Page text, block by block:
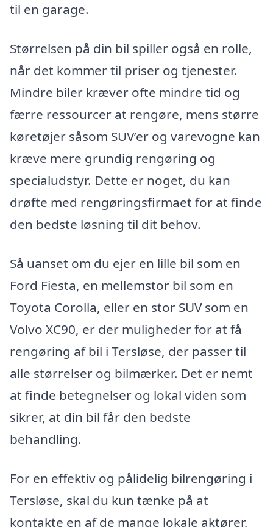
til en garage.
Størrelsen på din bil spiller også en rolle,
når det kommer til priser og tjenester.
Mindre biler kræver ofte mindre tid og
færre ressourcer at rengøre, mens større
køretøjer såsom SUV’er og varevogne kan
kræve mere grundig rengøring og
specialudstyr. Dette er noget, du kan
drøfte med rengøringsfirmaet for at finde
den bedste løsning til dit behov.
Så uanset om du ejer en lille bil som en
Ford Fiesta, en mellemstor bil som en
Toyota Corolla, eller en stor SUV som en
Volvo XC90, er der muligheder for at få
rengøring af bil i Tersløse, der passer til
alle størrelser og bilmærker. Det er nemt
at finde betegnelser og lokal viden som
sikrer, at din bil får den bedste
behandling.
For en effektiv og pålidelig bilrengøring i
Tersløse, skal du kun tænke på at
kontakte en af de mange lokale aktører,